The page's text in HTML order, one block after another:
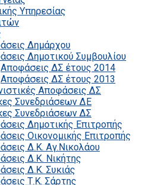
Υπηρεσίας
Δημάρχου
Δημοτικού Συμβουλίου
Αποφάσεις ΔΣ έτους 2014
Αποφάσεις ΔΣ έτους 2013
Αποφάσεις ΔΣ
Συνεδριάσεων ΔΕ
Συνεδριάσεων ΔΣ
Δημοτικής Επιτροπής
Οικονομικής Επιτροπής
Δ.Κ. Αγ.Νικολάου
Δ.Κ. Νικήτης
Δ.Κ. Συκιάς
Τ.Κ. Σάρτης